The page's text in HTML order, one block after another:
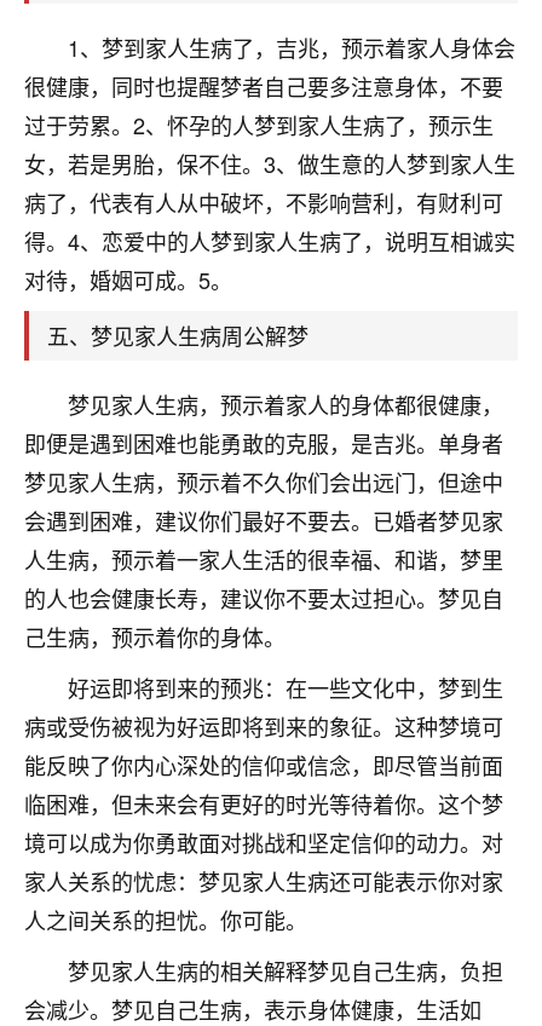
1、梦到家人生病了，吉兆，预示着家人身体会
很健康，同时也提醒梦者自己要多注意身体，不要
过于劳累。2、怀孕的人梦到家人生病了，预示生
女，若是男胎，保不住。3、做生意的人梦到家人生
病了，代表有人从中破坏，不影响营利，有财利可
得。4、恋爱中的人梦到家人生病了，说明互相诚实
对待，婚姻可成。5。
五、梦见家人生病周公解梦
梦见家人生病，预示着家人的身体都很健康，
即便是遇到困难也能勇敢的克服，是吉兆。单身者
梦见家人生病，预示着不久你们会出远门，但途中
会遇到困难，建议你们最好不要去。已婚者梦见家
人生病，预示着一家人生活的很幸福、和谐，梦里
的人也会健康长寿，建议你不要太过担心。梦见自
己生病，预示着你的身体。
好运即将到来的预兆：在一些文化中，梦到生
病或受伤被视为好运即将到来的象征。这种梦境可
能反映了你内心深处的信仰或信念，即尽管当前面
临困难，但未来会有更好的时光等待着你。这个梦
境可以成为你勇敢面对挑战和坚定信仰的动力。对
家人关系的忧虑：梦见家人生病还可能表示你对家
人之间关系的担忧。你可能。
梦见家人生病的相关解释梦见自己生病，负担
会减少。梦见自己生病，表示身体健康，生活如
我女儿高二叛逆，大半年不上学，一说她就要死要活
的，把我们两口子愁的不行，朋友给我推荐的慧来老
师，一开始我是病急乱投医，这半年来，法事一个个
做完，我女儿跟变了个人一样，不期望她能考多好的
大学，只要能安安稳稳的把书读了，身体心理都健健
康康的我就很知足了！
鹿森：可怜天下父母心啊！
3小时前 来自河北
付深
三个，找老师的时候是抱着侥幸心理，没想到老师看
着我晋升有望，我半信半疑的按照老师建议，做了化
太岁还有一个发钱粮，本来年前的人事调整，拖到年
后，我以为都没戏了，结果开年一上班，开会提拔升
职第一个就是我，职务无所谓，主要是底薪加了
3000，非常开心，无论如何，感恩感谢！🙏🏻
鹿森：恭喜升职加薪！！，请客吗？�
12小时前 来自北京
心心相印
我身体不太好，总是病病殃殃的，去检查又没什么大
问题，反正就是不舒服。中医西医看遍了，找不到问
题，后来无意中看到有人推荐慧来老师，跟老师聊过
之后，心情豁然开朗，也听老师建议，处理了一些因
果问题。今年以来，身体比以前好多，主要是心情好
了，老师说境随心转，现在深有体会了。
鹿森 ：是的，其实跟老师聊过之后，最大的感
触，首先就是心态会变好，万般皆是命，半点
不由人！